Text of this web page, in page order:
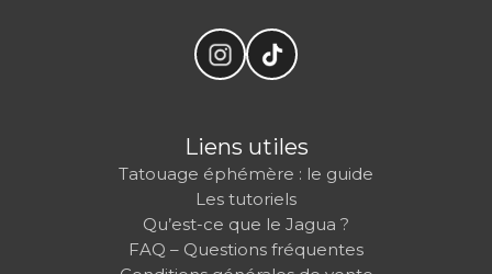
Liens utiles
Tatouage éphémère : le guide
Les tutoriels
Qu’est-ce que le Jagua ?
FAQ – Questions fréquentes